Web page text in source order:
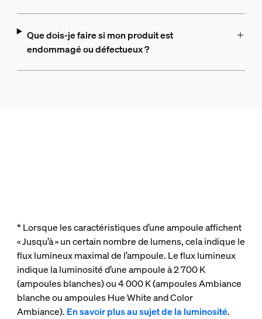
Que dois-je faire si mon produit est
endommagé ou défectueux ?
* Lorsque les caractéristiques d’une ampoule affichent
« Jusqu’à » un certain nombre de lumens, cela indique le
flux lumineux maximal de l’ampoule. Le flux lumineux
indique la luminosité d’une ampoule à 2 700 K
(ampoules blanches) ou 4 000 K (ampoules Ambiance
blanche ou ampoules Hue White and Color
Ambiance). En savoir plus au sujet de la luminosité.